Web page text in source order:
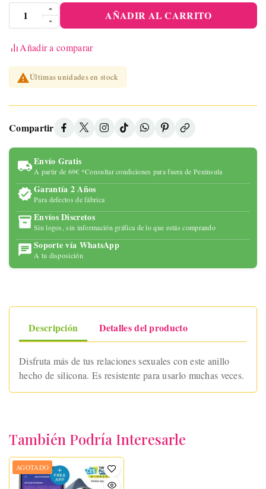
AÑADIR AL CARRITO
Añadir a comparar
Últimas unidades en stock
Compartir
Envío Gratis
A partir de 69€ *Consultar condiciones para fuera de Península
Garantía 2 Años
Para defectos de fábrica
Envíos Discretos
Sin logos, sin información gráfica de lo que estás comprando
Soporte vía WhatsApp
A tu disposición
Descripción Detalles del producto
Disfruta más de tus relaciones sexuales con este anillo
hecho de silicona. Es resistente para usarlo muchas veces.
También Podría Interesarle
AGOTADO